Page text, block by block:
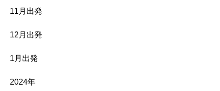
11月出発
12月出発
1月出発
2024年